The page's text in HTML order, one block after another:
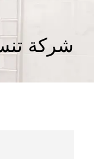
شركة